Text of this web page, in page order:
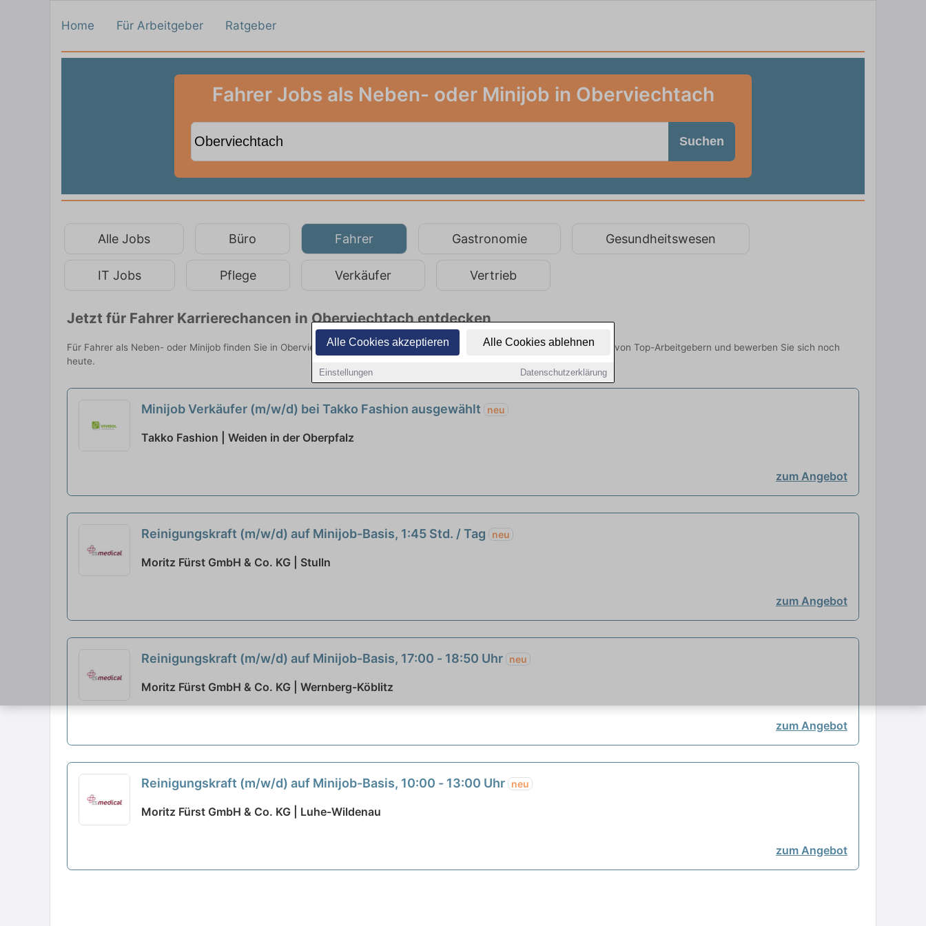
Alle Cookies akzeptieren Alle Cookies ablehnen
Einstellungen Datenschutzerklärung
Home Für Arbeitgeber Ratgeber
Fahrer Jobs als Neben- oder Minijob in Oberviechtach
Suchen
Alle Jobs Büro Fahrer Gastronomie Gesundheitswesen
IT Jobs Pflege Verkäufer Vertrieb
Jetzt für Fahrer Karrierechancen in Oberviechtach entdecken
Für Fahrer als Neben- oder Minijob finden Sie in Oberviechtach hier die aktuellsten Angebote. Entdecken Sie freie Optionen von Top-Arbeitgebern und bewerben Sie sich noch
heute.
Minijob Verkäufer (m/w/d) bei Takko Fashion ausgewählt neu
Takko Fashion | Weiden in der Oberpfalz
zum Angebot
Reinigungskraft (m/w/d) auf Minijob-Basis, 1:45 Std. / Tag neu
Moritz Fürst GmbH & Co. KG | Stulln
zum Angebot
Reinigungskraft (m/w/d) auf Minijob-Basis, 17:00 - 18:50 Uhr neu
Moritz Fürst GmbH & Co. KG | Wernberg-Köblitz
zum Angebot
Reinigungskraft (m/w/d) auf Minijob-Basis, 10:00 - 13:00 Uhr neu
Moritz Fürst GmbH & Co. KG | Luhe-Wildenau
zum Angebot